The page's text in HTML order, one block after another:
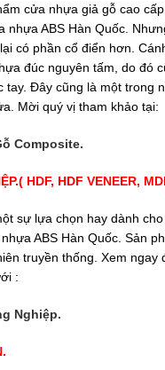
cửa nhựa giả gỗ cao
ABS Hàn Quốc.
có phần cổ điển hơn.
đúc nguyên tấm, do đó
tay. Đây cũng là một trong
Mời quý vị tham khảo tại:
Composite.
HDF, HDF VENEER,
sự lựa chọn hay dành
ABS Hàn Quốc. Sản
truyền thống. Xem ngay
:
Nghiệp.